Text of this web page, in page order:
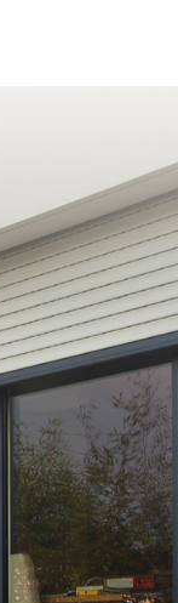
de Saint-
Distributeur
vous